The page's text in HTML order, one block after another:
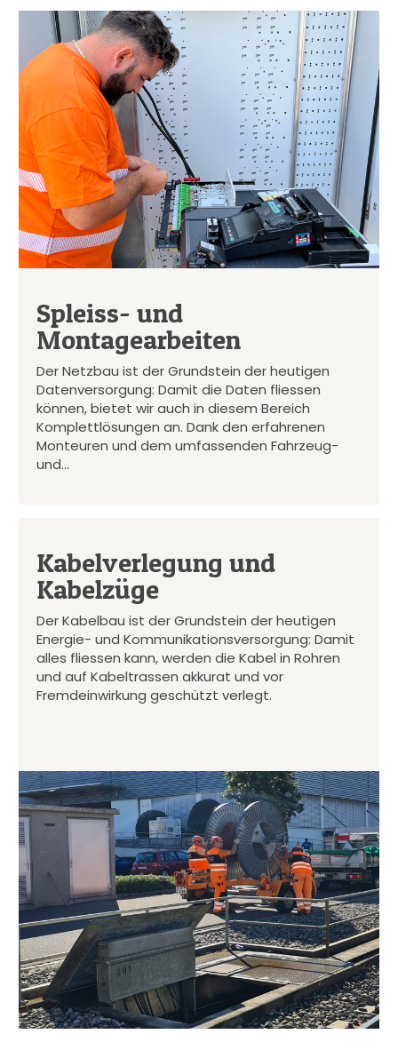
Spleiss- und
Montagearbeiten
Der Netzbau ist der Grundstein der heutigen
Datenversorgung: Damit die Daten fliessen
können, bietet wir auch in diesem Bereich
Komplettlösungen an. Dank den erfahrenen
Monteuren und dem umfassenden Fahrzeug-
und…
Kabelverlegung und
Kabelzüge
Der Kabelbau ist der Grundstein der heutigen
Energie- und Kommunikationsversorgung: Damit
alles fliessen kann, werden die Kabel in Rohren
und auf Kabeltrassen akkurat und vor
Fremdeinwirkung geschützt verlegt.